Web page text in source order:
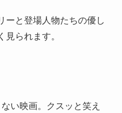
ーと登場人物たちの優し
見られます。
い映画。クスッと笑え